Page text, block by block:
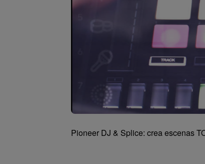
Pioneer DJ & Splice: crea escenas